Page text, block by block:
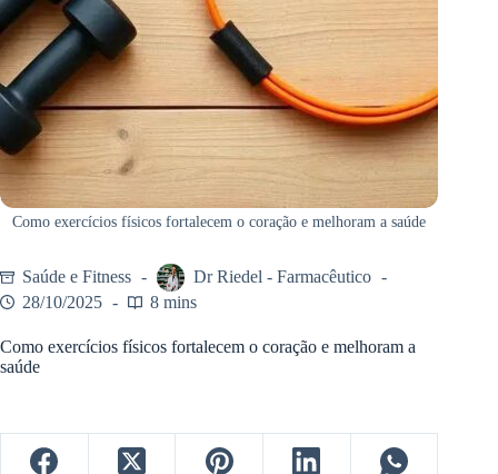
Como exercícios físicos fortalecem o coração e melhoram a saúde
Saúde e Fitness
Dr Riedel - Farmacêutico
28/10/2025
8 mins
Como exercícios físicos fortalecem o coração e melhoram a
saúde